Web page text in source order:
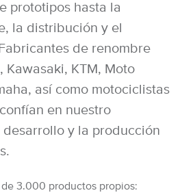
prototipos hasta la
la distribución y el
de renombre
Kawasaki, KTM, Moto
así como motociclistas
en nuestro
y la producción
3.000 productos propios: